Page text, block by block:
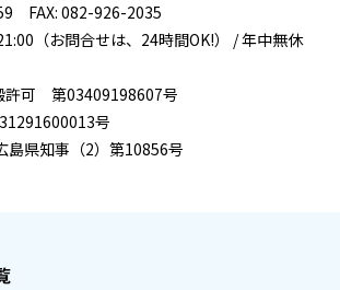
FAX: 082-926-2035
（お問合せは、24時間OK!） / 年中無休
許可 第03409198607号
号
島県知事（2）第10856号